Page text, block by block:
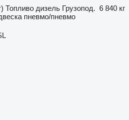
Топливо дизель Грузопод. 6 840 кг
пневмо/пневмо